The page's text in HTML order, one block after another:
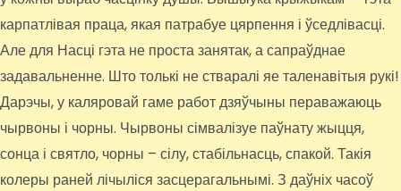
карпатлівая праца, якая патрабуе цярпення і ўседлівасці.
Але для Насці гэта не проста занятак, а сапраўднае
задавальненне. Што толькі не стваралі яе таленавітыя рукі!
Дарэчы, у каляровай гаме работ дзяўчыны пераважаюць
чырвоны і чорны. Чырвоны сімвалізуе паўнату жыцця,
сонца і святло, чорны – сілу, стабільнасць, спакой. Такія
колеры раней лічыліся засцерагальнымі. З даўніх часоў